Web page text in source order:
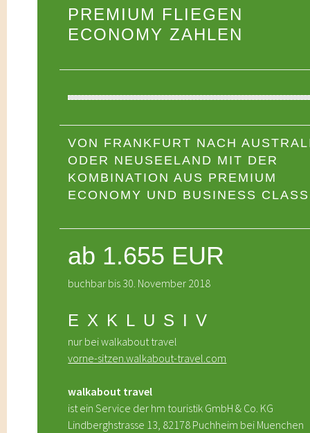
PREMIUM FLIEGEN
ECONOMY ZAHLEN
VON FRANKFURT NACH
ODER NEUSEELAND MIT DER
KOMBINATION AUS PREMIUM
ECONOMY UND BUSINESS CLASS
ab 1.655 EUR
buchbar bis 30. November 2018
EXKLUSIV
nur bei walkabout travel
vorne-sitzen.walkabout-travel.com
walkabout travel
ist ein Service der hm touristik GmbH & Co. KG
Lindberghstrasse 13, 82178 Puchheim bei Muenchen